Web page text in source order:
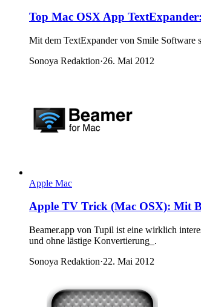
Top Mac OSX App
Mit dem TextExpander von Smile Software
Sonoya Redaktion·26. Mai 2012
Apple Mac
Apple TV Trick (Mac OSX): Mit
Beamer.app von Tupil ist eine wirklich
und ohne lästige Konvertierung_.
Sonoya Redaktion·22. Mai 2012